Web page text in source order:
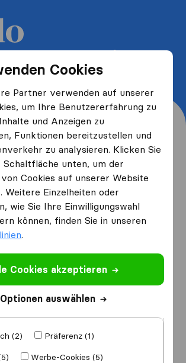
Cookies
Partner verwenden auf unserer
um Ihre Benutzererfahrung zu
und Anzeigen zu
Funktionen bereitzustellen und
zu analysieren. Klicken Sie
Schaltfläche unten, um der
Cookies auf unserer Website
Weitere Einzelheiten oder
wie Sie Ihre Einwilligungswahl
können, finden Sie in unseren
.
Cookies akzeptieren
Optionen auswählen
(2)
Präferenz (1)
Werbe-Cookies (5)
Umzugsangebote
bis zu 40% sparen
Sie jetzt und
Sie hin?
Start